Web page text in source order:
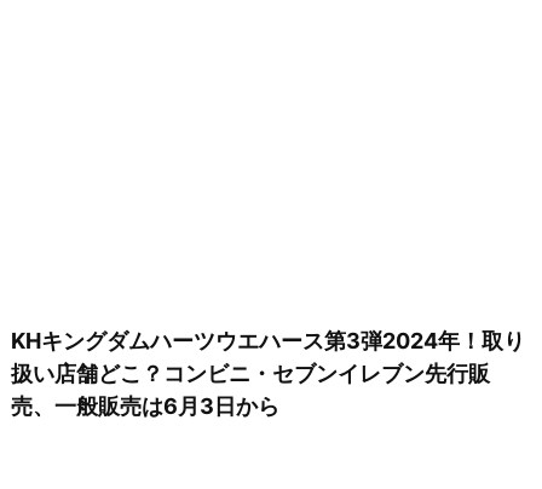
KHキングダムハーツウエハース第3弾2024年！取り
扱い店舗どこ？コンビニ・セブンイレブン先行販
売、一般販売は6月3日から